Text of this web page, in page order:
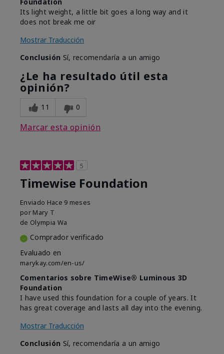
Its light weight, a little bit goes a long way and it
does not break me oir
Mostrar Traducción
Conclusión Sí, recomendaría a un amigo
¿Le ha resultado útil esta
opinión?
11 0
Marcar esta opinión
5
Timewise Foundation
Enviado Hace 9 meses
por Mary T
de Olympia Wa
Comprador verificado
Evaluado en
marykay.com/en-us/
Comentarios sobre TimeWise® Luminous 3D
Foundation
I have used this foundation for a couple of years. It
has great coverage and lasts all day into the evening.
Mostrar Traducción
Conclusión Sí, recomendaría a un amigo